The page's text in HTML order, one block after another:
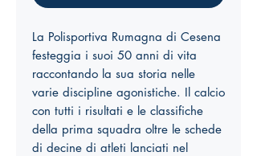
La Polisportiva Rumagna di Cesena
festeggia i suoi 50 anni di vita
raccontando la sua storia nelle
varie discipline agonistiche. Il calcio
con tutti i risultati e le classifiche
della prima squadra oltre le schede
di decine di atleti lanciati nel